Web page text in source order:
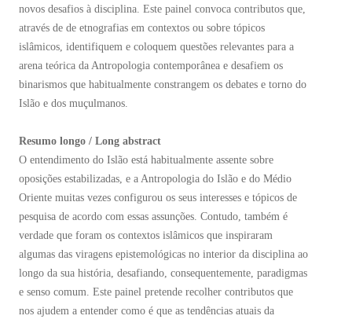
novos desafios à disciplina. Este painel convoca contributos que,
através de de etnografias em contextos ou sobre tópicos
islâmicos, identifiquem e coloquem questões relevantes para a
arena teórica da Antropologia contemporânea e desafiem os
binarismos que habitualmente constrangem os debates e torno do
Islão e dos muçulmanos.
Resumo longo / Long abstract
O entendimento do Islão está habitualmente assente sobre
oposições estabilizadas, e a Antropologia do Islão e do Médio
Oriente muitas vezes configurou os seus interesses e tópicos de
pesquisa de acordo com essas assunções. Contudo, também é
verdade que foram os contextos islâmicos que inspiraram
algumas das viragens epistemológicas no interior da disciplina ao
longo da sua história, desafiando, consequentemente, paradigmas
e senso comum. Este painel pretende recolher contributos que
nos ajudem a entender como é que as tendências atuais da